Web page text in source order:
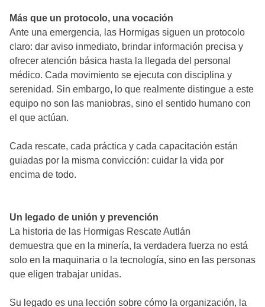
Más que un protocolo, una vocación
Ante una emergencia, las Hormigas siguen un protocolo
claro: dar aviso inmediato, brindar información precisa y
ofrecer atención básica hasta la llegada del personal
médico. Cada movimiento se ejecuta con disciplina y
serenidad. Sin embargo, lo que realmente distingue a este
equipo no son las maniobras, sino el sentido humano con
el que actúan.
Cada rescate, cada práctica y cada capacitación están
guiadas por la misma convicción: cuidar la vida por
encima de todo.
Un legado de unión y prevención
La historia de las Hormigas Rescate Autlán
demuestra que en la minería, la verdadera fuerza no está
solo en la maquinaria o la tecnología, sino en las personas
que eligen trabajar unidas.
Su legado es una lección sobre cómo la organización, la